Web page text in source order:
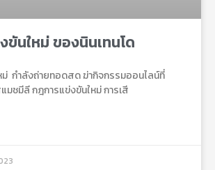
ขันใหม่ ของนินเทนโด
ม่ กําลังถ่ายทอดสด ฆ่ากิจกรรมออนไลน์ที่
ชมีลี กฎการแข่งขันใหม่ การเสี